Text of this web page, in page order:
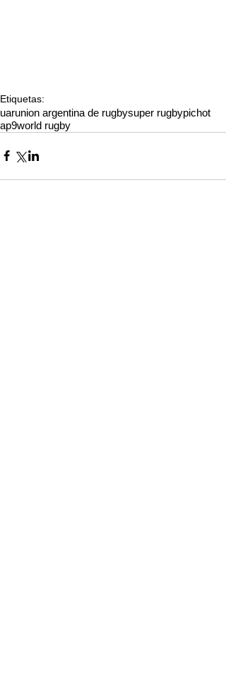
Etiquetas:
uarunion argentina de rugbysuper rugbypichot
ap9world rugby